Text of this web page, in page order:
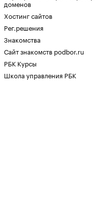
доменов
Хостинг сайтов
Рег.решения
Знакомства
Сайт знакомств podbor.ru
РБК Курсы
Школа управления РБК